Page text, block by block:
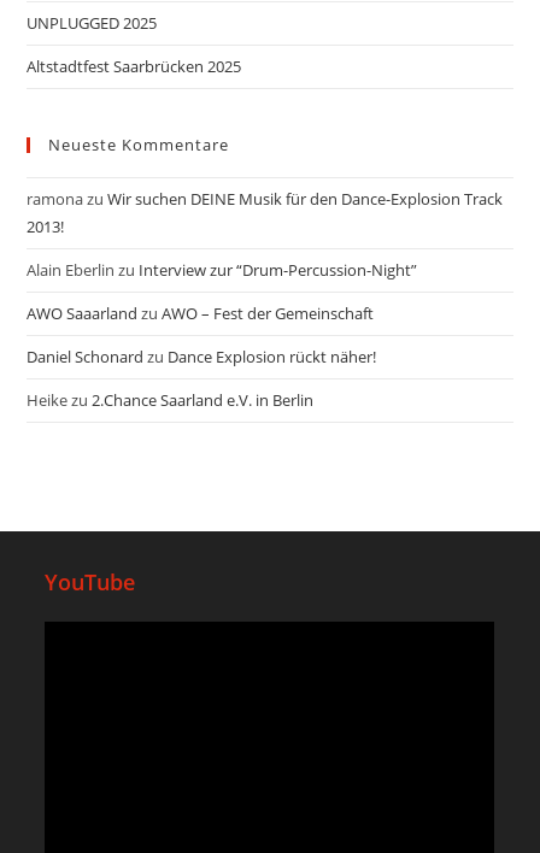
UNPLUGGED 2025
Altstadtfest Saarbrücken 2025
Neueste Kommentare
ramonazuWir suchen DEINE Musik für den Dance-Explosion Track
2013!
Alain Eberlin zu Interview zur “Drum-Percussion-Night”
AWO Saaarland zuAWO – Fest der Gemeinschaft
Daniel Schonard zu Dance Explosion rückt näher!
Heikezu2.Chance Saarland e.V. in Berlin
YouTube